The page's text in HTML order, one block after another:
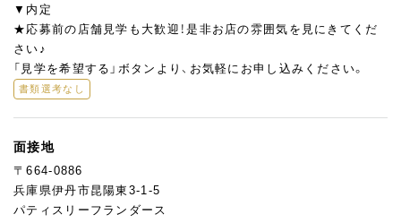
▼内定
★応募前の店舗見学も大歓迎！是非お店の雰囲気を見にきてくだ
さい♪
「見学を希望する」ボタンより、お気軽にお申し込みください。
書類選考なし
面接地
〒664-0886
兵庫県伊丹市昆陽東3-1-5
パティスリーフランダース